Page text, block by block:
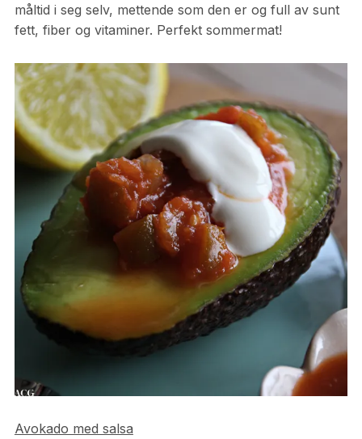
måltid i seg selv, mettende som den er og full av sunt
fett, fiber og vitaminer. Perfekt sommermat!
Avokado med salsa